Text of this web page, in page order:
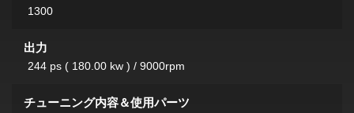
1300
出力
244 ps ( 180.00 kw ) / 9000rpm
チューニング内容＆使用パーツ